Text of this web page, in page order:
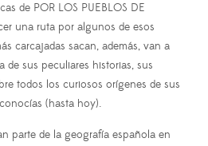
de POR LOS PUEBLOS DE
una ruta por algunos de esos
carcajadas sacan, además, van a
sus peculiares historias, sus
todos los curiosos orígenes de sus
(hasta hoy).
parte de la geografía española en